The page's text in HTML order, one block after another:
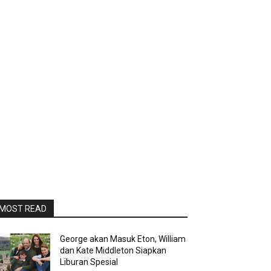
READ
George akan Masuk Eton, William
dan Kate Middleton Siapkan
Liburan Spesial